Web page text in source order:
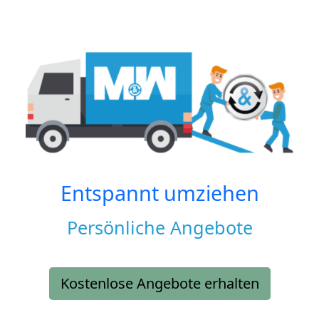
Entspannt umziehen
Persönliche Angebote
Kostenlose Angebote erhalten